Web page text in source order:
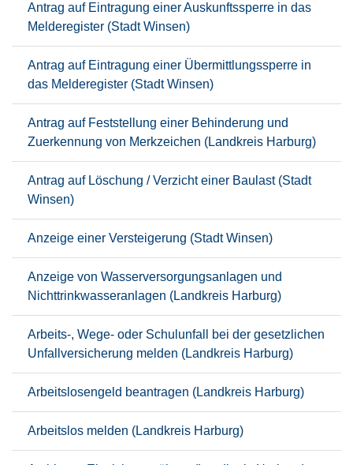
Antrag auf Eintragung einer Auskunftssperre in das
Melderegister (Stadt Winsen)
Antrag auf Eintragung einer Übermittlungssperre in
das Melderegister (Stadt Winsen)
Antrag auf Feststellung einer Behinderung und
Zuerkennung von Merkzeichen (Landkreis Harburg)
Antrag auf Löschung / Verzicht einer Baulast (Stadt
Winsen)
Anzeige einer Versteigerung (Stadt Winsen)
Anzeige von Wasserversorgungsanlagen und
Nichttrinkwasseranlagen (Landkreis Harburg)
Arbeits-, Wege- oder Schulunfall bei der gesetzlichen
Unfallversicherung melden (Landkreis Harburg)
Arbeitslosengeld beantragen (Landkreis Harburg)
Arbeitslos melden (Landkreis Harburg)